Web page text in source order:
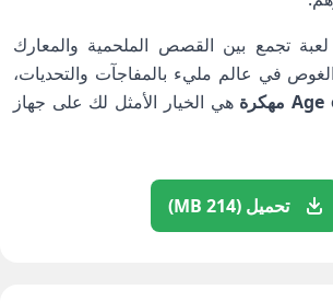
تجمع بين القصص الملحمية والمعارك
الغوص في عالم مليء بالمفاجآت والتحديات،
هي الخيار الأمثل لك على جهاز
تحميل (214 MB)